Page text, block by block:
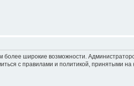
более широкие возможности.
с правилами и политикой, принятыми